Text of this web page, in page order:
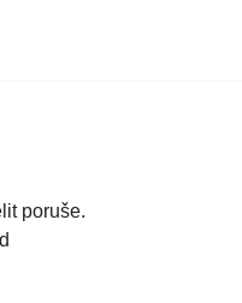
poruše.